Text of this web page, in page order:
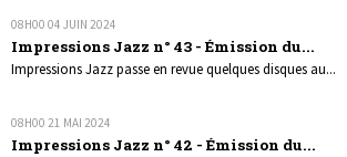
08H00 04 JUIN 2024
Impressions Jazz n° 43 - Émission du...
Impressions Jazz passe en revue quelques disques au...
08H00 21 MAI 2024
Impressions Jazz n° 42 - Émission du...